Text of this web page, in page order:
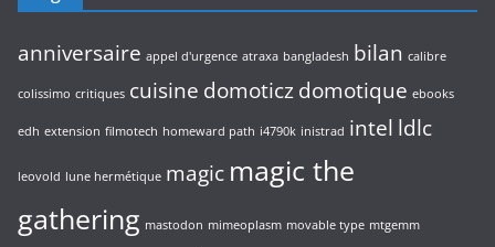
anniversaire appel d'urgence atraxa bangladesh bilan calibre
colissimo critiques cuisine domoticzdomotique ebooks
edh extension filmotech homeward path i4790k inistrad intel ldlc
leovold lune hermétique magic magic the
gathering mastodon mimeoplasm movable type mtgemm